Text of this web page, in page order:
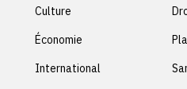
Culture
Économie
International